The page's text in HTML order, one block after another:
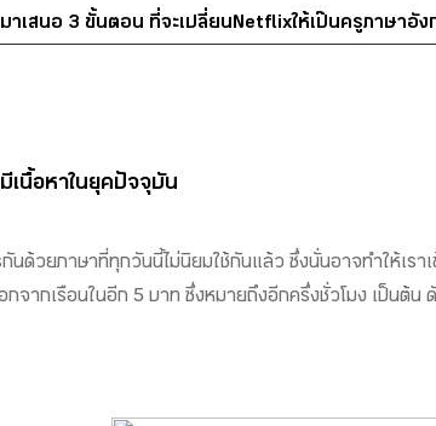
าเสนอ 3 ขั้นตอน ที่จะเปลี่ยน Netflix ให้เป๊นครูภาษา
เนื้อหาในยุคปัจจุบัน
ด้วยภาษาที่ทุกวันนี้ไม่นิยมใช้กันแล้ว ซึ่งนั่นอาจทำให้เรา
จากเรือนในอีก 5 บาท ซึ่งหมายถึงอีกครึ่งชั่วโมง เป็นต้